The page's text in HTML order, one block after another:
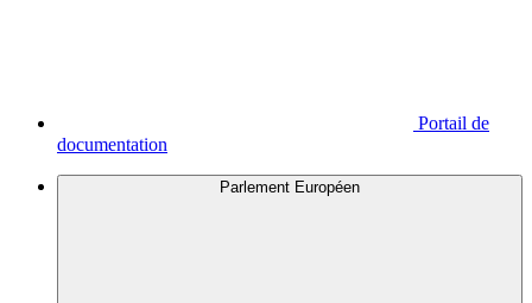
Portail de
documentation
Parlement Européen